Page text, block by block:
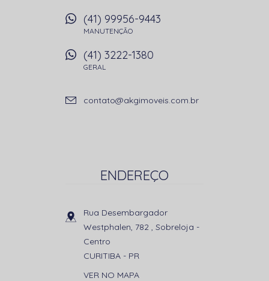
(41) 99956-9443
MANUTENÇÃO
(41) 3222-1380
GERAL
contato@akgimoveis.com.br
ENDEREÇO
Rua Desembargador
Westphalen, 782 , Sobreloja -
Centro
CURITIBA - PR
VER NO MAPA